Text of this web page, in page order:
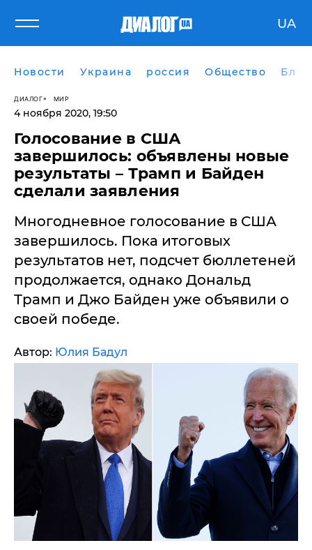
UA
Новости Украина россия Общество
ДИАЛОГ МИР
4 ноября 2020, 19:50
Голосование в США
завершилось: объявлены новые
результаты – Трамп и Байден
сделали заявления
Многодневное голосование в США
завершилось. Пока итоговых
результатов нет, подсчет бюллетеней
продолжается, однако Дональд
Трамп и Джо Байден уже объявили о
своей победе.
Автор: Юлия Бадул